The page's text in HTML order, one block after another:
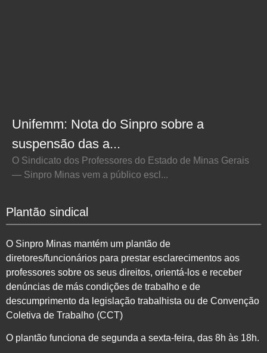
Unifemm: Nota do Sinpro sobre a
suspensão das a...
O Sindicato dos Professores do Estado de Minas Gerais
— Sinpro Minas vem a público escl...
Plantão sindical
O Sinpro Minas mantém um plantão de
diretores/funcionários para prestar esclarecimentos aos
professores sobre os seus direitos, orientá-los e receber
denúncias de más condições de trabalho e de
descumprimento da legislação trabalhista ou de Convenção
Coletiva de Trabalho (CCT)
O plantão funciona de segunda a sexta-feira, das 8h às 18h.